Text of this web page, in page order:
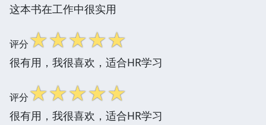
这本书在工作中很实用
评分☆☆☆☆☆
很有用，我很喜欢，适合HR学习
评分☆☆☆☆☆
很有用，我很喜欢，适合HR学习